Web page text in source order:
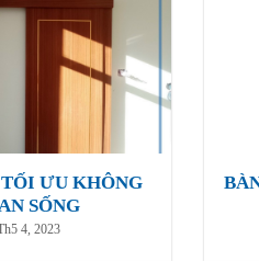
ƯU KHÔNG
SỐNG
4, 2023